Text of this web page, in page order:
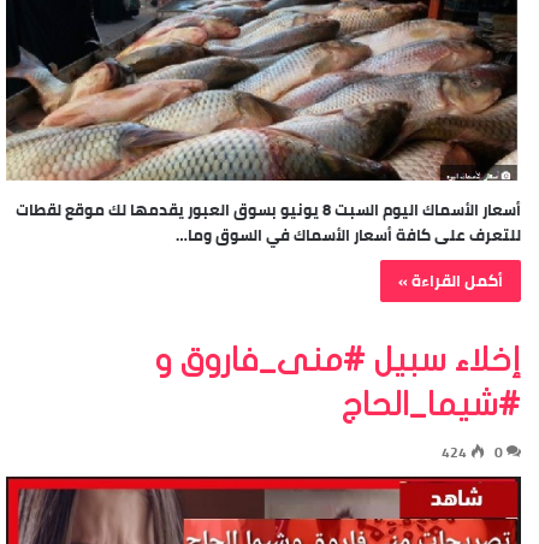
أسعار الأسماك اليوم السبت 8 يونيو بسوق العبور يقدمها لك موقع لقطات
للتعرف على كافة أسعار الأسماك في السوق وما…
أكمل القراءة »
إخلاء سبيل #منى_فاروق و
#شيما_الحاج
0
424